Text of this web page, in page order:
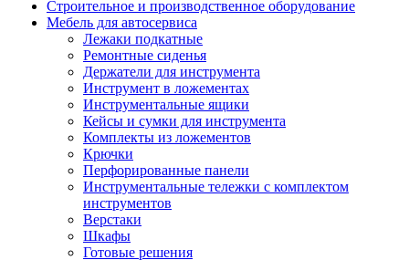
Строительное и производственное оборудование
Мебель для автосервиса
Лежаки подкатные
Ремонтные сиденья
Держатели для инструмента
Инструмент в ложементах
Инструментальные ящики
Кейсы и сумки для инструмента
Комплекты из ложементов
Крючки
Перфорированные панели
Инструментальные тележки с комплектом
инструментов
Верстаки
Шкафы
Готовые решения